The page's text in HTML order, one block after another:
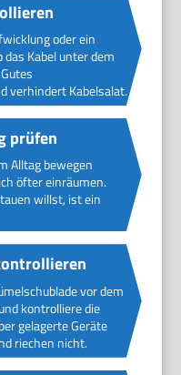
oder ein
Kabel unter dem
verhindert Kabelsalat.
prüfen
Alltag bewegen
öfter einräumen.
willst, ist ein
vor dem
kontrolliere die
gelagerte Geräte
riechen nicht.